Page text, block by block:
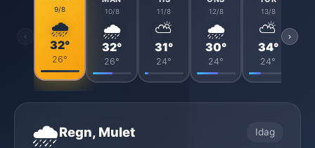
‹
9/8
🌧️
32°
26°
10/8
🌧️
32°
26°
11/8
⛅
31°
24°
12/8
🌧️
30°
24°
13/8
⛅
34°
24°
›
🌧️Regn, Mulet Idag